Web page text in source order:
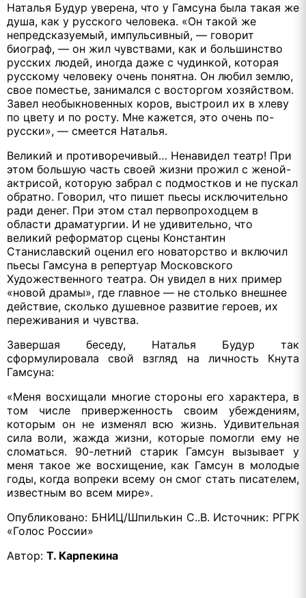
Наталья Будур уверена, что у Гамсуна была такая же
душа, как у русского человека. «Он такой же
непредсказуемый, импульсивный, — говорит
биограф, — он жил чувствами, как и большинство
русских людей, иногда даже с чудинкой, которая
русскому человеку очень понятна. Он любил землю,
свое поместье, занимался с восторгом хозяйством.
Завел необыкновенных коров, выстроил их в хлеву
по цвету и по росту. Мне кажется, это очень по-
русски», — смеется Наталья.
Великий и противоречивый… Ненавидел театр! При
этом большую часть своей жизни прожил с женой-
актрисой, которую забрал с подмостков и не пускал
обратно. Говорил, что пишет пьесы исключительно
ради денег. При этом стал первопроходцем в
области драматургии. И не удивительно, что
великий реформатор сцены Константин
Станиславский оценил его новаторство и включил
пьесы Гамсуна в репертуар Московского
Художественного театра. Он увидел в них пример
«новой драмы», где главное — не столько внешнее
действие, сколько душевное развитие героев, их
переживания и чувства.
Завершая беседу, Наталья Будур так
сформулировала свой взгляд на личность Кнута
Гамсуна:
«Меня восхищали многие стороны его характера, в
том числе приверженность своим убеждениям,
которым он не изменял всю жизнь. Удивительная
сила воли, жажда жизни, которые помогли ему не
сломаться. 90-летний старик Гамсун вызывает у
меня такое же восхищение, как Гамсун в молодые
годы, когда вопреки всему он смог стать писателем,
известным во всем мире».
Опубликовано: БНИЦ/Шпилькин С..В. Источник: РГРК
«Голос России»
Автор: Т. Карпекина